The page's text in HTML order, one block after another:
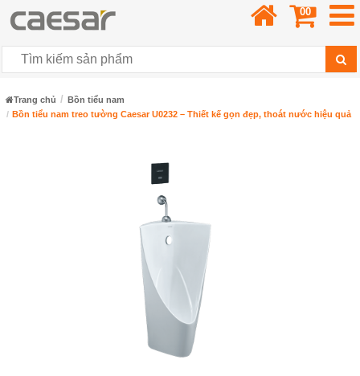
00
Trang chủ
Bồn tiểu nam
Bồn tiểu nam treo tường Caesar U0232 – Thiết kế gọn đẹp, thoát nước hiệu quả